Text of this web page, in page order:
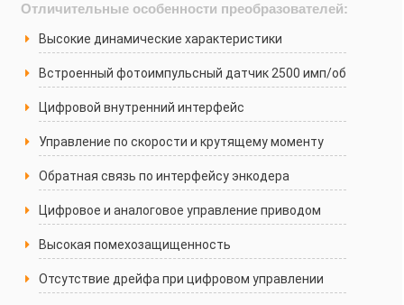
Отличительные особенности преобразователей:
Высокие динамические характеристики
Встроенный фотоимпульсный датчик 2500 имп/об
Цифровой внутренний интерфейс
Управление по скорости и крутящему моменту
Обратная связь по интерфейсу энкодера
Цифровое и аналоговое управление приводом
Высокая помехозащищенность
Отсутствие дрейфа при цифровом управлении